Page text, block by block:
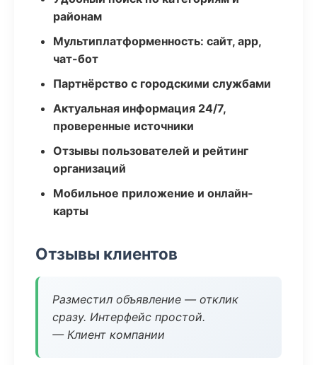
районам
Мультиплатформенность: сайт, app,
чат-бот
Партнёрство с городскими службами
Актуальная информация 24/7,
проверенные источники
Отзывы пользователей и рейтинг
организаций
Мобильное приложение и онлайн-
карты
Отзывы клиентов
Разместил объявление — отклик
сразу. Интерфейс простой.
— Клиент компании